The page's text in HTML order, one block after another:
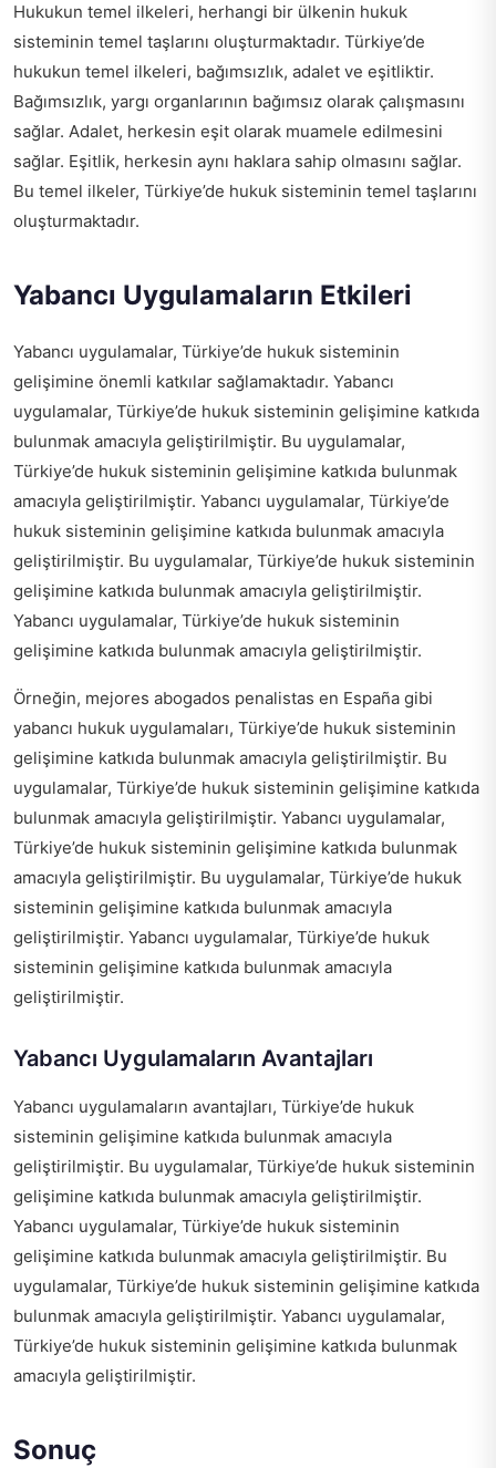
Hukukun temel ilkeleri, herhangi bir ülkenin hukuk
sisteminin temel taşlarını oluşturmaktadır. Türkiye’de
hukukun temel ilkeleri, bağımsızlık, adalet ve eşitliktir.
Bağımsızlık, yargı organlarının bağımsız olarak çalışmasını
sağlar. Adalet, herkesin eşit olarak muamele edilmesini
sağlar. Eşitlik, herkesin aynı haklara sahip olmasını sağlar.
Bu temel ilkeler, Türkiye’de hukuk sisteminin temel taşlarını
oluşturmaktadır.
Yabancı Uygulamaların Etkileri
Yabancı uygulamalar, Türkiye’de hukuk sisteminin
gelişimine önemli katkılar sağlamaktadır. Yabancı
uygulamalar, Türkiye’de hukuk sisteminin gelişimine katkıda
bulunmak amacıyla geliştirilmiştir. Bu uygulamalar,
Türkiye’de hukuk sisteminin gelişimine katkıda bulunmak
amacıyla geliştirilmiştir. Yabancı uygulamalar, Türkiye’de
hukuk sisteminin gelişimine katkıda bulunmak amacıyla
geliştirilmiştir. Bu uygulamalar, Türkiye’de hukuk sisteminin
gelişimine katkıda bulunmak amacıyla geliştirilmiştir.
Yabancı uygulamalar, Türkiye’de hukuk sisteminin
gelişimine katkıda bulunmak amacıyla geliştirilmiştir.
Örneğin, mejores abogados penalistas en España gibi
yabancı hukuk uygulamaları, Türkiye’de hukuk sisteminin
gelişimine katkıda bulunmak amacıyla geliştirilmiştir. Bu
uygulamalar, Türkiye’de hukuk sisteminin gelişimine katkıda
bulunmak amacıyla geliştirilmiştir. Yabancı uygulamalar,
Türkiye’de hukuk sisteminin gelişimine katkıda bulunmak
amacıyla geliştirilmiştir. Bu uygulamalar, Türkiye’de hukuk
sisteminin gelişimine katkıda bulunmak amacıyla
geliştirilmiştir. Yabancı uygulamalar, Türkiye’de hukuk
sisteminin gelişimine katkıda bulunmak amacıyla
geliştirilmiştir.
Yabancı Uygulamaların Avantajları
Yabancı uygulamaların avantajları, Türkiye’de hukuk
sisteminin gelişimine katkıda bulunmak amacıyla
geliştirilmiştir. Bu uygulamalar, Türkiye’de hukuk sisteminin
gelişimine katkıda bulunmak amacıyla geliştirilmiştir.
Yabancı uygulamalar, Türkiye’de hukuk sisteminin
gelişimine katkıda bulunmak amacıyla geliştirilmiştir. Bu
uygulamalar, Türkiye’de hukuk sisteminin gelişimine katkıda
bulunmak amacıyla geliştirilmiştir. Yabancı uygulamalar,
Türkiye’de hukuk sisteminin gelişimine katkıda bulunmak
amacıyla geliştirilmiştir.
Sonuç